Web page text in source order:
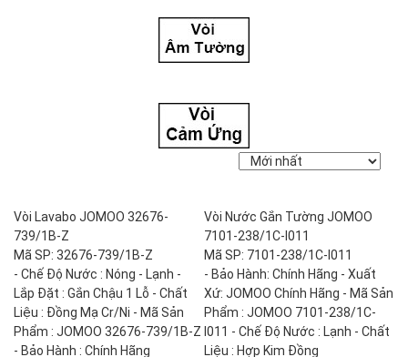
Vòi Lavabo JOMOO 32676-
739/1B-Z
Mã SP: 32676-739/1B-Z
- Chế Độ Nước : Nóng - Lạnh -
Lắp Đặt : Gắn Chậu 1 Lỗ - Chất
Liệu : Đồng Mạ Cr/Ni - Mã Sản
Phẩm : JOMOO 32676-739/1B-Z
- Bảo Hành : Chính Hãng
Vòi Nước Gắn Tường JOMOO
7101-238/1C-I011
Mã SP: 7101-238/1C-I011
- Bảo Hành: Chính Hãng - Xuất
Xứ: JOMOO Chính Hãng - Mã Sản
Phẩm : JOMOO 7101-238/1C-
I011 - Chế Độ Nước : Lạnh - Chất
Liệu : Hợp Kim Đồng